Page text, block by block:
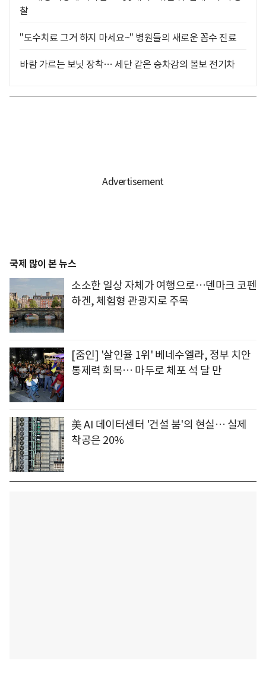
찰
"도수치료 그거 하지 마세요~" 병원들의 새로운 꼼수 진료
바람 가르는 보닛 장착… 세단 같은 승차감의 볼보 전기차
국제 많이 본 뉴스
소소한 일상 자체가 여행으로…덴마크 코펜
하겐, 체험형 관광지로 주목
[줌인] '살인율 1위' 베네수엘라, 정부 치안
통제력 회복… 마두로 체포 석 달 만
美 AI 데이터센터 '건설 붐'의 현실… 실제
착공은 20%